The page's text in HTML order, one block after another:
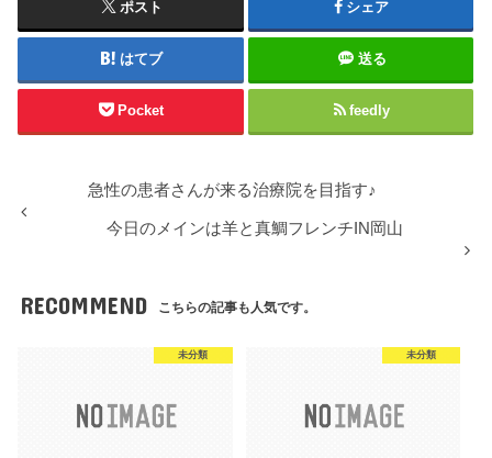
ポスト シェア
はてブ 送る
Pocket feedly
急性の患者さんが来る治療院を目指す♪
今日のメインは羊と真鯛フレンチIN岡山
RECOMMEND こちらの記事も人気です。
未分類 未分類